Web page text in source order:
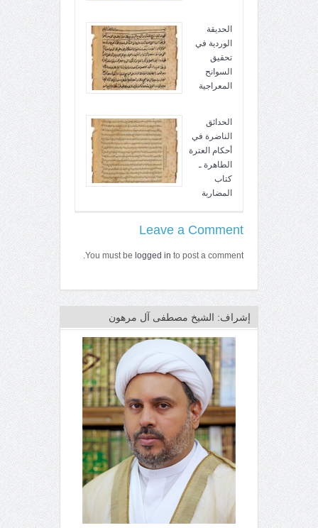
الحديقة
الوردية في
تحقيق
السوانح
المعراجية
الحدائق
الناضرة في
أحكام العترة
الطاهرة ـ
كتاب
المضاربة
Leave a Comment
You must be logged in to post a comment.
إشراف: الشيخ مصطفى آل مرهون